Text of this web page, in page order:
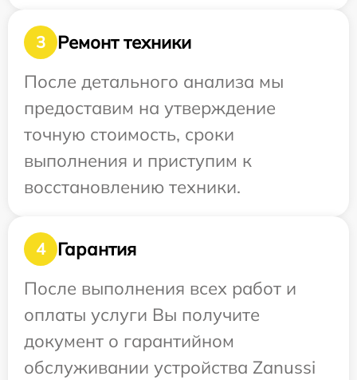
3
Ремонт техники
После детального анализа мы
предоставим на утверждение
точную стоимость, сроки
выполнения и приступим к
восстановлению техники.
4
Гарантия
После выполнения всех работ и
оплаты услуги Вы получите
документ о гарантийном
обслуживании устройства Zanussi